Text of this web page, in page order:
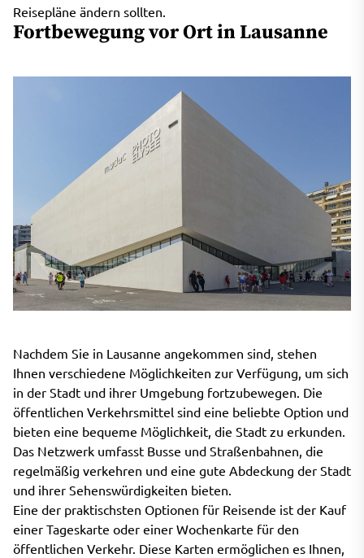
Reisepläne ändern sollten.
Fortbewegung vor Ort in Lausanne
Nachdem Sie in Lausanne angekommen sind, stehen
Ihnen verschiedene Möglichkeiten zur Verfügung, um sich
in der Stadt und ihrer Umgebung fortzubewegen. Die
öffentlichen Verkehrsmittel sind eine beliebte Option und
bieten eine bequeme Möglichkeit, die Stadt zu erkunden.
Das Netzwerk umfasst Busse und Straßenbahnen, die
regelmäßig verkehren und eine gute Abdeckung der Stadt
und ihrer Sehenswürdigkeiten bieten.
Eine der praktischsten Optionen für Reisende ist der Kauf
einer Tageskarte oder einer Wochenkarte für den
öffentlichen Verkehr. Diese Karten ermöglichen es Ihnen,